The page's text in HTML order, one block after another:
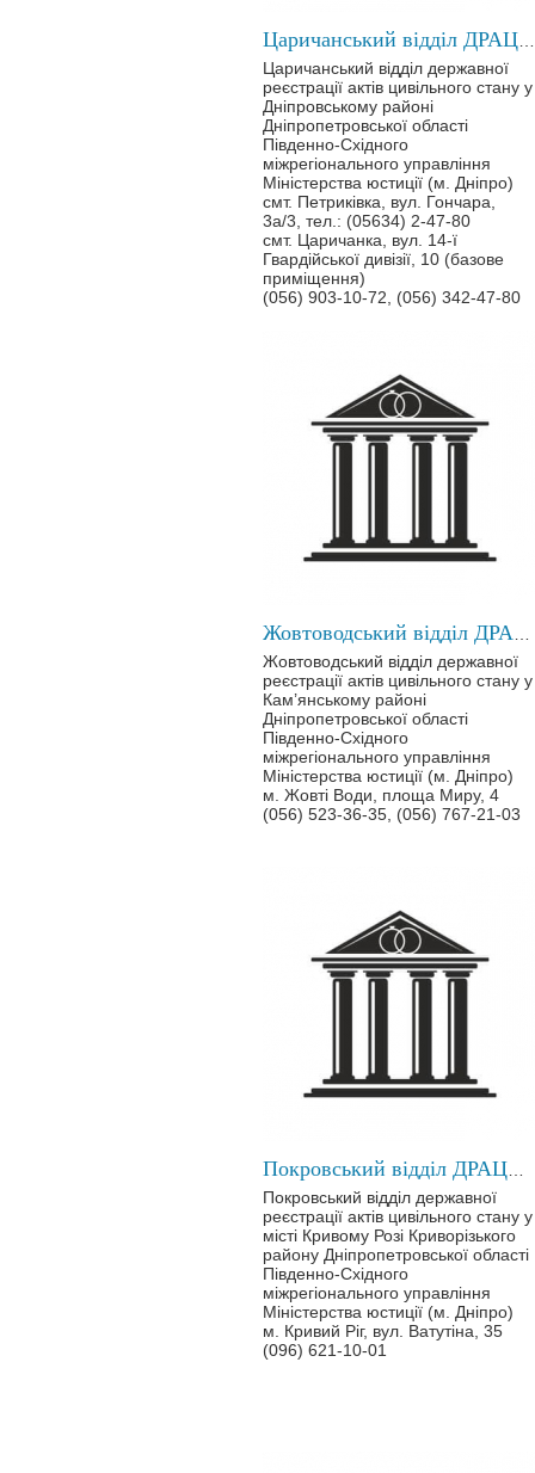
Царичанський відділ державної
реєстрації актів цивільного стану у
Дніпровському районі
Дніпропетровської області
Південно-Східного
міжрегіонального управління
Міністерства юстиції (м. Дніпро)
смт. Петриківка, вул. Гончара,
3а/3, тел.: (05634) 2-47-80
смт. Царичанка, вул. 14-ї
Гвардійської дивізії, 10 (базове
приміщення)
(056) 903-10-72, (056) 342-47-80
Жовтоводський відділ державної
реєстрації актів цивільного стану у
Кам’янському районі
Дніпропетровської області
Південно-Східного
міжрегіонального управління
Міністерства юстиції (м. Дніпро)
м. Жовті Води, площа Миру, 4
(056) 523-36-35, (056) 767-21-03
Покровський відділ державної
реєстрації актів цивільного стану у
місті Кривому Розі Криворізького
району Дніпропетровської області
Південно-Східного
міжрегіонального управління
Міністерства юстиції (м. Дніпро)
м. Кривий Ріг, вул. Ватутіна, 35
(096) 621-10-01